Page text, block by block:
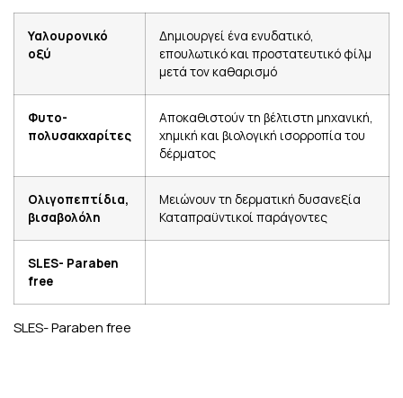
Υαλουρονικό
οξύ
Δημιουργεί ένα ενυδατικό,
επουλωτικό και προστατευτικό φίλμ
μετά τον καθαρισμό
Φυτο-
πολυσακχαρίτες
Αποκαθιστούν τη βέλτιστη μηχανική,
χημική και βιολογική ισορροπία του
δέρματος
Ολιγοπεπτίδια,
βισαβολόλη
Μειώνουν τη δερματική δυσανεξία
Καταπραϋντικοί παράγοντες
SLES- Paraben
free
SLES- Paraben free